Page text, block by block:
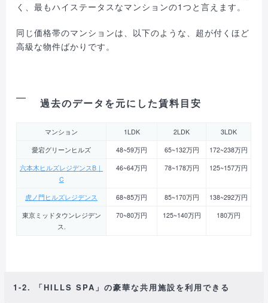
く、最もハイステータスなマンションの1つと言えます。
同じ価格帯のマンションは、以下のような、超が付くほど
高級な物件ばかりです。
過去のデータを元にした賃料目安
マンション 1LDK 2LDK
3LDK
愛宕グリーンヒルズ
48~59万円 65~132万円
172~238万円
六本木ヒルズレジデンスB｜
C
46~64万円 78~178万円 125~157万円
虎ノ門ヒルズレジデンス 68~85万円 85~170万円
138~292万円
東京ミッドタウンレジデン
ス.
70~80万円 125~140万円 180万円
1-2. 「HILLS SPA」の豪華な共用施設を利用できる